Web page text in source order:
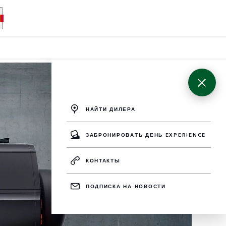
НАЙТИ ДИЛЕРА
ЗАБРОНИРОВАТЬ ДЕНЬ EXPERIENCE
КОНТАКТЫ
ПОДПИСКА НА НОВОСТИ